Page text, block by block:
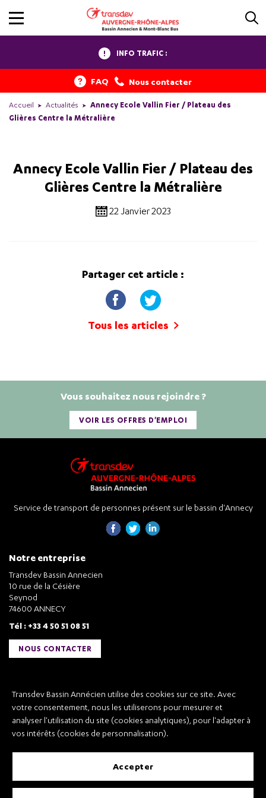
Transdev Bassin Annécien utilise des cookies sur ce site. Avec
votre consentement, nous les utiliserons pour mesurer et
analyser l'utilisation du site (cookies analytiques), pour l'adapter à
vos intérêts (cookies de personnalisation).
accepter
INFO TRAFIC :
FAQ Nous contacter
Accueil Actualités
Annecy Ecole Vallin Fier / Plateau des
Glières Centre la Métralière
Annecy Ecole Vallin Fier / Plateau des
Glières Centre la Métralière
22 Janvier 2023
Partager cet article :
Tous les articles
Vous souhaitez nous rejoindre ?
VOIR LES OFFRES D'EMPLOI
Service de transport de personnes présent sur le bassin d'Annecy
Notre entreprise
Transdev Bassin Annecien
10 rue de la Césière
Seynod
74600 ANNECY
Tél : +33 4 50 51 08 51
NOUS CONTACTER
Transdev Bassin Annécien
Recrutement